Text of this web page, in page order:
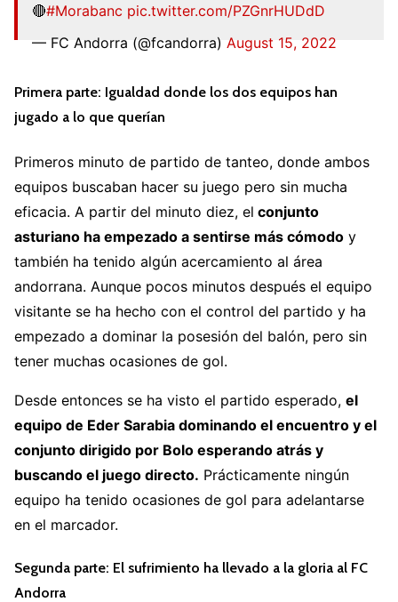
🔴#Morabanc pic.twitter.com/PZGnrHUDdD
— FC Andorra (@fcandorra) August 15, 2022
Primera parte: Igualdad donde los dos equipos han
jugado a lo que querían
Primeros minuto de partido de tanteo, donde ambos
equipos buscaban hacer su juego pero sin mucha
eficacia. A partir del minuto diez, el conjunto
asturiano ha empezado a sentirse más cómodo y
también ha tenido algún acercamiento al área
andorrana. Aunque pocos minutos después el equipo
visitante se ha hecho con el control del partido y ha
empezado a dominar la posesión del balón, pero sin
tener muchas ocasiones de gol.
Desde entonces se ha visto el partido esperado, el
equipo de Eder Sarabia dominando el encuentro y el
conjunto dirigido por Bolo esperando atrás y
buscando el juego directo. Prácticamente ningún
equipo ha tenido ocasiones de gol para adelantarse
en el marcador.
Segunda parte: El sufrimiento ha llevado a la gloria al FC
Andorra